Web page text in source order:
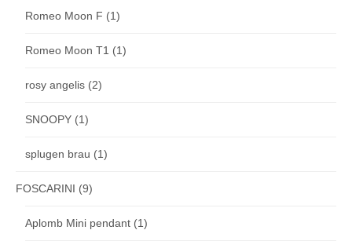
Romeo Moon F (1)
Romeo Moon T1 (1)
rosy angelis (2)
SNOOPY (1)
splugen brau (1)
FOSCARINI (9)
Aplomb Mini pendant (1)